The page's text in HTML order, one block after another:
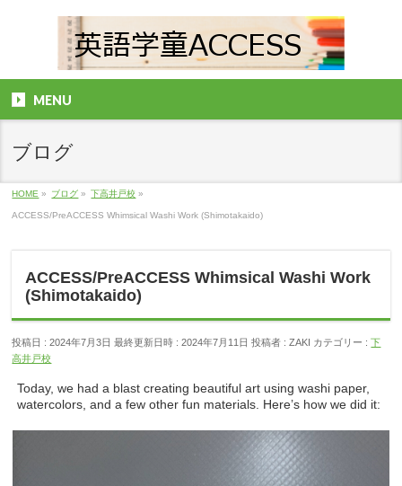
MENU
ブログ
HOME » ブログ » 下高井戸校 »
ACCESS/PreACCESS Whimsical Washi Work (Shimotakaido)
ACCESS/PreACCESS Whimsical Washi Work
(Shimotakaido)
投稿日 : 2024年7月3日 最終更新日時 : 2024年7月11日 投稿者 :ZAKI カテゴリー :下
高井戸校
Today, we had a blast creating beautiful art using washi paper,
watercolors, and a few other fun materials. Here’s how we did it: